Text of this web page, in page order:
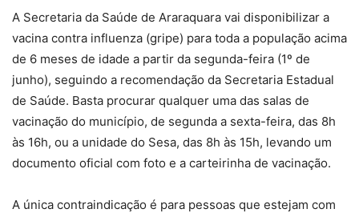
A Secretaria da Saúde de Araraquara vai disponibilizar a
vacina contra influenza (gripe) para toda a população acima
de 6 meses de idade a partir da segunda-feira (1º de
junho), seguindo a recomendação da Secretaria Estadual
de Saúde. Basta procurar qualquer uma das salas de
vacinação do município, de segunda a sexta-feira, das 8h
às 16h, ou a unidade do Sesa, das 8h às 15h, levando um
documento oficial com foto e a carteirinha de vacinação.
A única contraindicação é para pessoas que estejam com